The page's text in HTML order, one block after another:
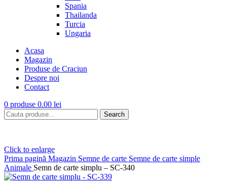
Spania
Thailanda
Turcia
Ungaria
Acasa
Magazin
Produse de Craciun
Despre noi
Contact
0 produse 0.00 lei
Search
Click to enlarge
Prima pagină Magazin Semne de carte Semne de carte simple
Animale Semn de carte simplu – SC-340